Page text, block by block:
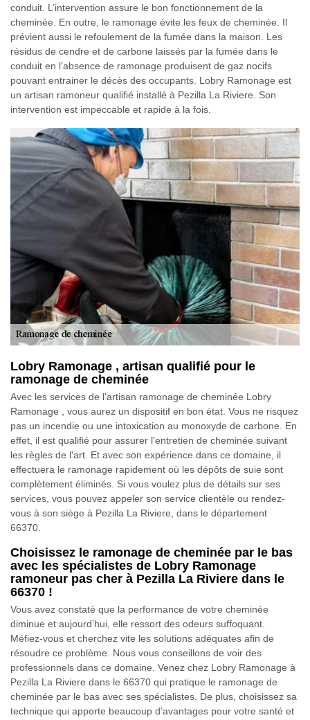
conduit. L’intervention assure le bon fonctionnement de la
cheminée. En outre, le ramonage évite les feux de cheminée. Il
prévient aussi le refoulement de la fumée dans la maison. Les
résidus de cendre et de carbone laissés par la fumée dans le
conduit en l’absence de ramonage produisent de gaz nocifs
pouvant entrainer le décès des occupants. Lobry Ramonage est
un artisan ramoneur qualifié installé à Pezilla La Riviere. Son
intervention est impeccable et rapide à la fois.
Lobry Ramonage , artisan qualifié pour le
ramonage de cheminée
Avec les services de l'artisan ramonage de cheminée Lobry
Ramonage , vous aurez un dispositif en bon état. Vous ne risquez
pas un incendie ou une intoxication au monoxyde de carbone. En
effet, il est qualifié pour assurer l'entretien de cheminée suivant
les règles de l'art. Et avec son expérience dans ce domaine, il
effectuera le ramonage rapidement où les dépôts de suie sont
complètement éliminés. Si vous voulez plus de détails sur ses
services, vous pouvez appeler son service clientèle ou rendez-
vous à son siège à Pezilla La Riviere, dans le département
66370.
Choisissez le ramonage de cheminée par le bas
avec les spécialistes de Lobry Ramonage
ramoneur pas cher à Pezilla La Riviere dans le
66370 !
Vous avez constaté que la performance de votre cheminée
diminue et aujourd’hui, elle ressort des odeurs suffoquant.
Méfiez-vous et cherchez vite les solutions adéquates afin de
résoudre ce problème. Nous vous conseillons de voir des
professionnels dans ce domaine. Venez chez Lobry Ramonage à
Pezilla La Riviere dans le 66370 qui pratique le ramonage de
cheminée par le bas avec ses spécialistes. De plus, choisissez sa
technique qui apporte beaucoup d’avantages pour votre santé et